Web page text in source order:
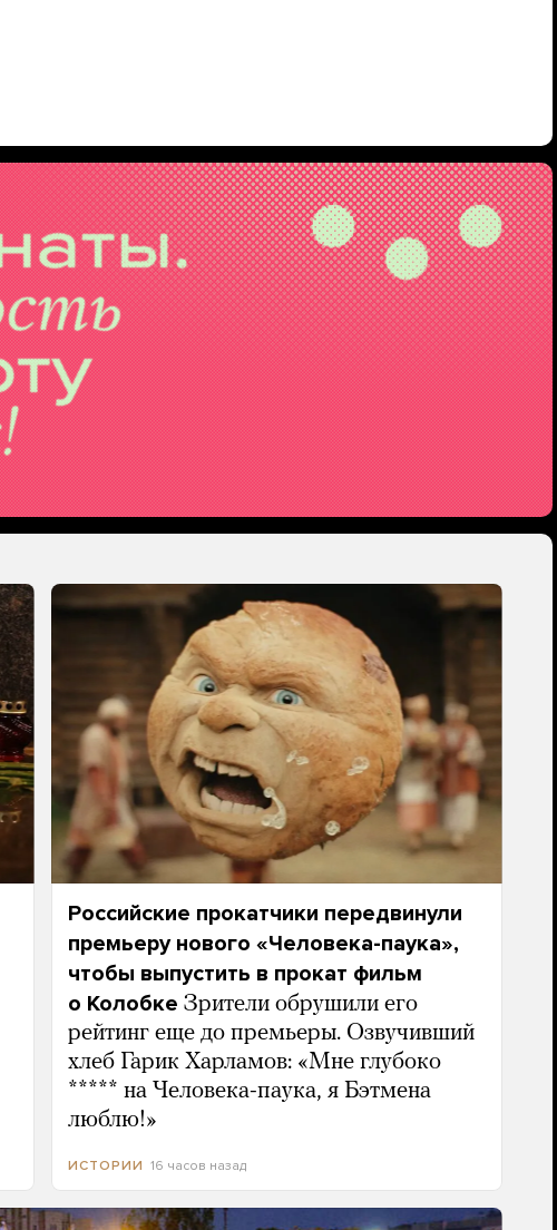
Российские прокатчики передвинули
премьеру нового «Человека-паука»,
чтобы выпустить в прокат фильм
о Колобке Зрители обрушили его
рейтинг еще до премьеры. Озвучивший
хлеб Гарик Харламов: «Мне глубоко
***** на Человека-паука, я Бэтмена
люблю!»
ИСТОРИИ 16 часов назад